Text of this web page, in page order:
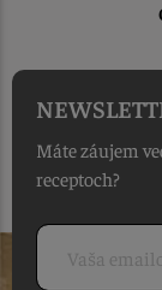
Máte záujem
receptoch?